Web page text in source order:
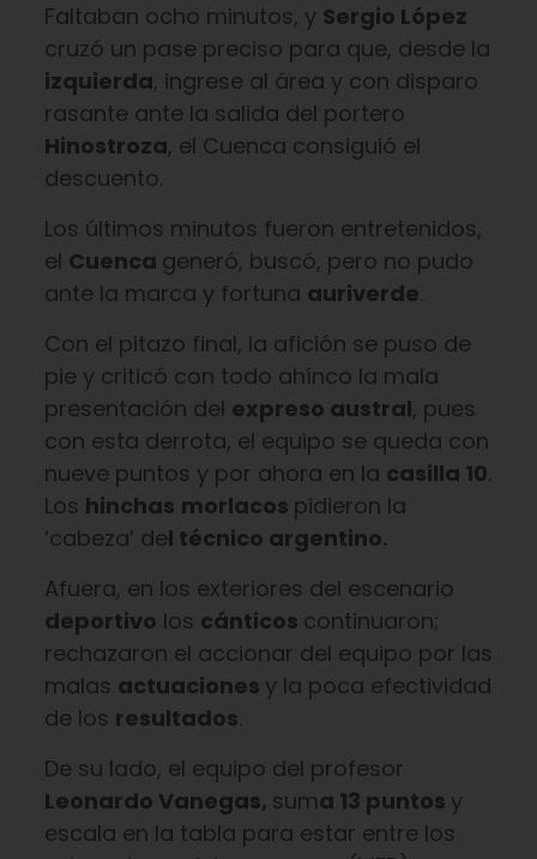
Faltaban ocho minutos, y Sergio López
cruzó un pase preciso para que, desde la
izquierda, ingrese al área y con disparo
rasante ante la salida del portero
Hinostroza, el Cuenca consiguió el
descuento.
Los últimos minutos fueron entretenidos,
el Cuenca generó, buscó, pero no pudo
ante la marca y fortuna auriverde.
Con el pitazo final, la afición se puso de
pie y criticó con todo ahínco la mala
presentación del expreso austral, pues
con esta derrota, el equipo se queda con
nueve puntos y por ahora en la casilla 10.
Los hinchas morlacos pidieron la
‘cabeza’ del técnico argentino.
Afuera, en los exteriores del escenario
deportivo los cánticos continuaron;
rechazaron el accionar del equipo por las
malas actuaciones y la poca efectividad
de los resultados.
De su lado, el equipo del profesor
Leonardo Vanegas, suma 13 puntos y
escala en la tabla para estar entre los